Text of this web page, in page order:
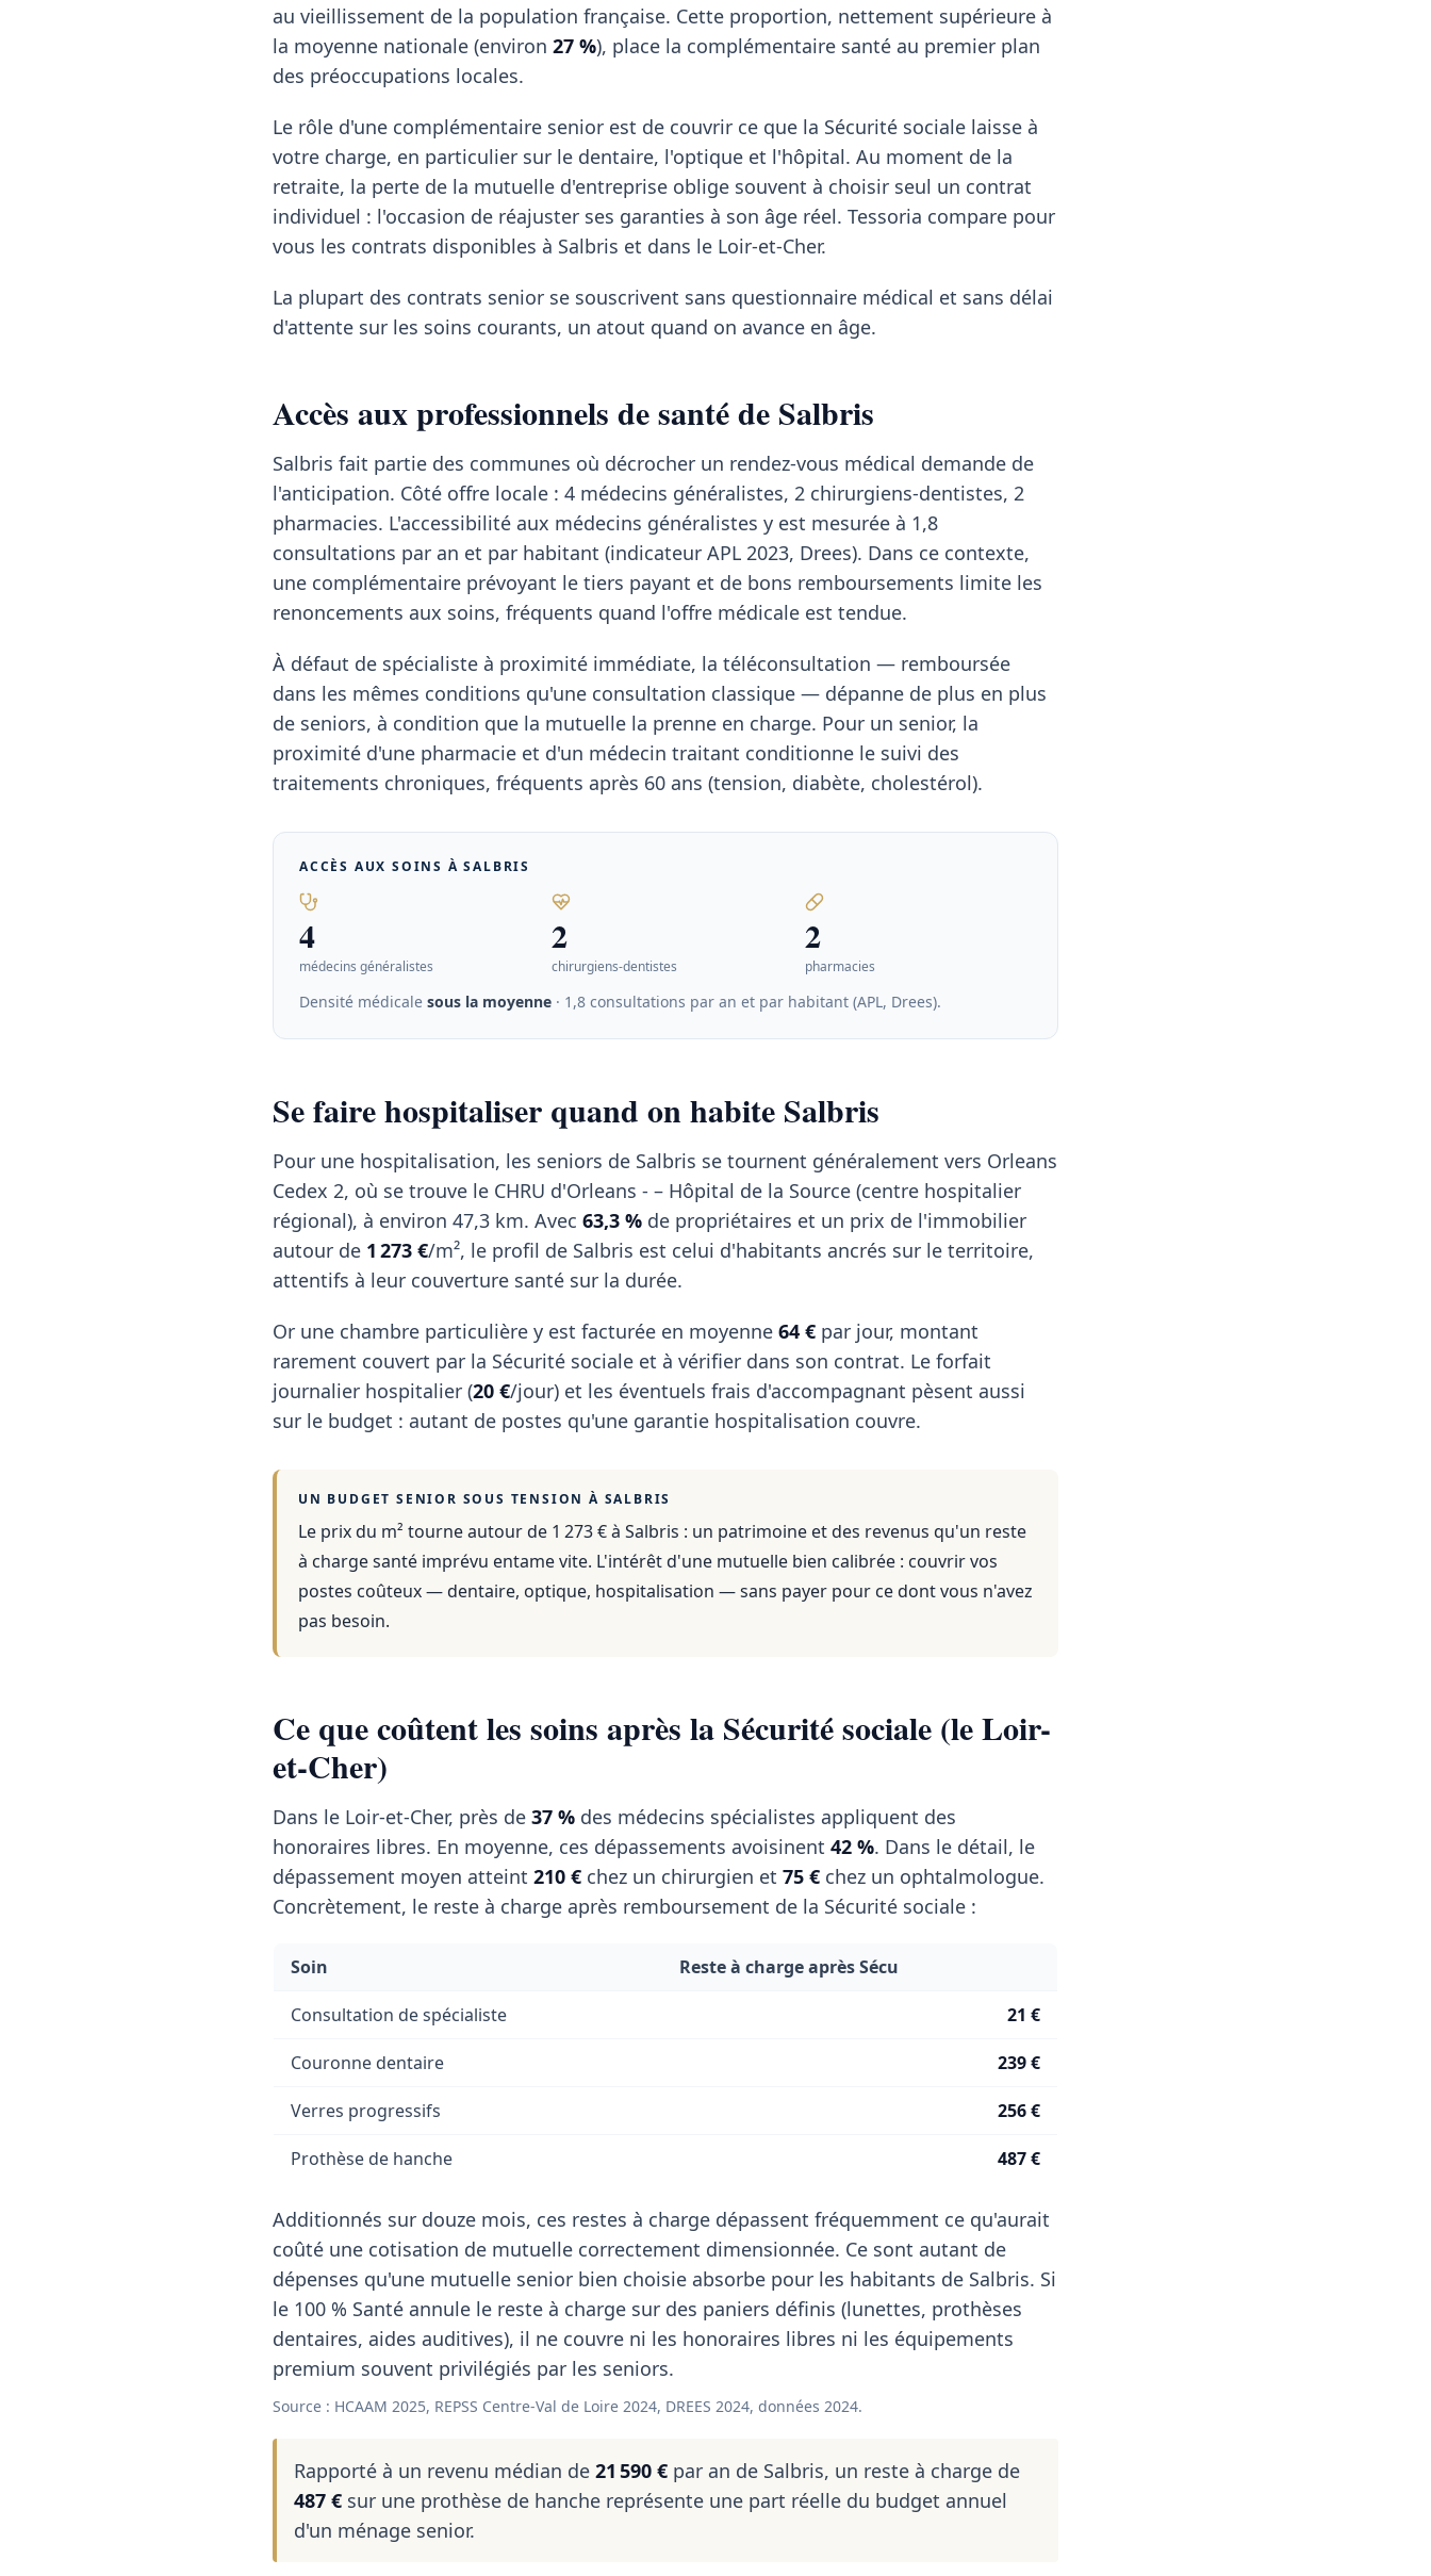
au vieillissement de la population française. Cette proportion, nettement supérieure à
la moyenne nationale (environ 27 %), place la complémentaire santé au premier plan
des préoccupations locales.
Le rôle d'une complémentaire senior est de couvrir ce que la Sécurité sociale laisse à
votre charge, en particulier sur le dentaire, l'optique et l'hôpital. Au moment de la
retraite, la perte de la mutuelle d'entreprise oblige souvent à choisir seul un contrat
individuel : l'occasion de réajuster ses garanties à son âge réel. Tessoria compare pour
vous les contrats disponibles à Salbris et dans le Loir-et-Cher.
La plupart des contrats senior se souscrivent sans questionnaire médical et sans délai
d'attente sur les soins courants, un atout quand on avance en âge.
Accès aux professionnels de santé de Salbris
Salbris fait partie des communes où décrocher un rendez-vous médical demande de
l'anticipation. Côté offre locale : 4 médecins généralistes, 2 chirurgiens-dentistes, 2
pharmacies. L'accessibilité aux médecins généralistes y est mesurée à 1,8
consultations par an et par habitant (indicateur APL 2023, Drees). Dans ce contexte,
une complémentaire prévoyant le tiers payant et de bons remboursements limite les
renoncements aux soins, fréquents quand l'offre médicale est tendue.
À défaut de spécialiste à proximité immédiate, la téléconsultation — remboursée
dans les mêmes conditions qu'une consultation classique — dépanne de plus en plus
de seniors, à condition que la mutuelle la prenne en charge. Pour un senior, la
proximité d'une pharmacie et d'un médecin traitant conditionne le suivi des
traitements chroniques, fréquents après 60 ans (tension, diabète, cholestérol).
ACCÈS AUX SOINS ÀSALBRIS
4
médecins généralistes
2
chirurgiens-dentistes
2
pharmacies
Densité médicale sous la moyenne · 1,8 consultations par an et par habitant (APL, Drees).
Se faire hospitaliser quand on habite Salbris
Pour une hospitalisation, les seniors de Salbris se tournent généralement vers Orleans
Cedex 2, où se trouve le CHRU d'Orleans - – Hôpital de la Source (centre hospitalier
régional), à environ 47,3 km. Avec 63,3 % de propriétaires et un prix de l'immobilier
autour de 1 273 €/m², le profil de Salbris est celui d'habitants ancrés sur le territoire,
attentifs à leur couverture santé sur la durée.
Or une chambre particulière y est facturée en moyenne 64 € par jour, montant
rarement couvert par la Sécurité sociale et à vérifier dans son contrat. Le forfait
journalier hospitalier (20 €/jour) et les éventuels frais d'accompagnant pèsent aussi
sur le budget : autant de postes qu'une garantie hospitalisation couvre.
UN BUDGET SENIOR SOUS TENSION À SALBRIS
Le prix du m² tourne autour de 1 273 €à Salbris : un patrimoine et des revenus qu'un reste
à charge santé imprévu entame vite. L'intérêt d'une mutuelle bien calibrée : couvrir vos
postes coûteux — dentaire, optique, hospitalisation — sans payer pour ce dont vous n'avez
pas besoin.
Ce que coûtent les soins après la Sécurité sociale (le Loir-
et-Cher)
Dans le Loir-et-Cher, près de 37 % des médecins spécialistes appliquent des
honoraires libres. En moyenne, ces dépassements avoisinent 42 %. Dans le détail, le
dépassement moyen atteint 210 € chez un chirurgien et 75 € chez un ophtalmologue.
Concrètement, le reste à charge après remboursement de la Sécurité sociale :
Soin Reste à charge après Sécu
Consultation de spécialiste 21 €
Couronne dentaire 239 €
Verres progressifs 256 €
Prothèse de hanche 487 €
Additionnés sur douze mois, ces restes à charge dépassent fréquemment ce qu'aurait
coûté une cotisation de mutuelle correctement dimensionnée. Ce sont autant de
dépenses qu'une mutuelle senior bien choisie absorbe pour les habitants de Salbris. Si
le 100 % Santé annule le reste à charge sur des paniers définis (lunettes, prothèses
dentaires, aides auditives), il ne couvre ni les honoraires libres ni les équipements
premium souvent privilégiés par les seniors.
Source : HCAAM 2025, REPSS Centre-Val de Loire 2024, DREES 2024, données 2024.
Rapporté à un revenu médian de 21 590 € par an de Salbris, un reste à charge de
487 € sur une prothèse de hanche représente une part réelle du budget annuel
d'un ménage senior.